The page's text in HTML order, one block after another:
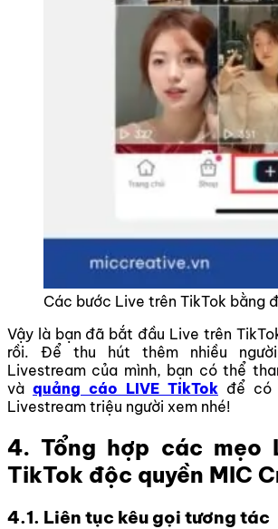
Các bước Live trên TikTok bằng
Vậy là bạn đã bắt đầu Live trên
rồi. Để thu hút thêm nhiều
Livestream của mình, bạn có thể
và quảng cáo LIVE TikTok để có
Livestream triệu người xem nhé!
4. Tổng hợp các mẹo
TikTok độc quyền MIC
4.1. Liên tục kêu gọi tương tác